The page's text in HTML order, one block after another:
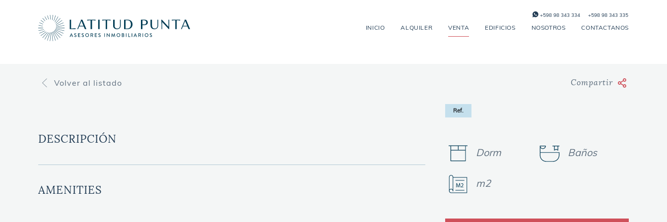
INICIO ALQUILER VENTA EDIFICIOS NOSOTROS CONTACTANOS
+598 98 343 334 +598 98 343 335
Volver al listado Compartir
DESCRIPCIÓN
AMENITIES
Ref.
Dorm Baños
m2